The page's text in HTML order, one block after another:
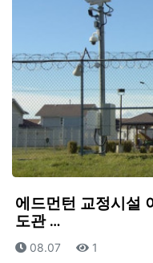
에드먼턴 교정시설
도관 …
등록일
08.07 조회
1